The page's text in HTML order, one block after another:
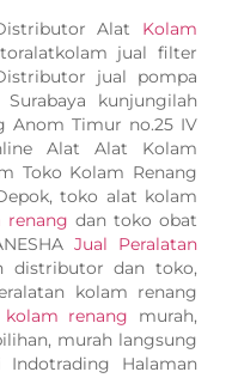
Alat Kolam
jual filter
jual pompa
kunjungilah
Anom Timur no.25 IV
Alat Alat Kolam
Toko Kolam Renang
toko alat kolam
dan toko obat
Jual Peralatan
distributor dan toko,
kolam renang
kolam renang murah,
murah langsung
Halaman